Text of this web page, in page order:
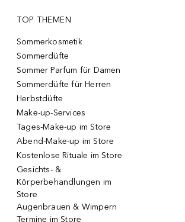
TOP THEMEN
Sommerkosmetik
Sommerdüfte
Sommer Parfum für Damen
Sommerdüfte für Herren
Herbstdüfte
Make-up-Services
Tages-Make-up im Store
Abend-Make-up im Store
Kostenlose Rituale im Store
Gesichts- &
Körperbehandlungen im
Store
Augenbrauen & Wimpern
Termine im Store